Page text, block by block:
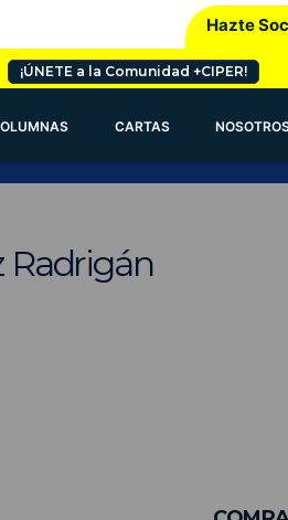
Hazte
¡ÚNETE a la Comunidad +CIPER!
CARTAS
Radrigán